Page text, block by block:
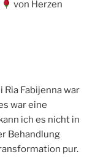
von Herzen
Ria Fabijenna war
war eine
ich es nicht in
Behandlung
pur.